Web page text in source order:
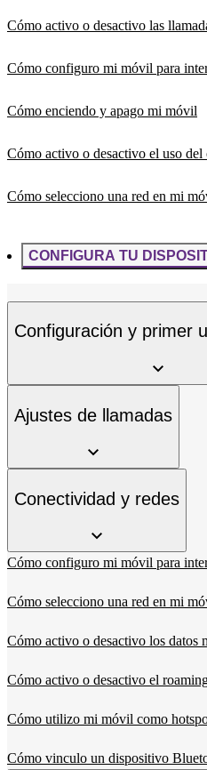
Cómo activo o desactivo las
Cómo configuro mi móvil para
Cómo enciendo y apago mi móvil
Cómo activo o desactivo el uso
Cómo selecciono una red en mi
CONFIGURA TU
Configuración y primer
Ajustes de llamadas
Conectividad y redes
Cómo configuro mi móvil para
Cómo selecciono una red en mi
Cómo activo o desactivo los datos
Cómo activo o desactivo el
Cómo utilizo mi móvil como
Cómo vinculo un dispositivo